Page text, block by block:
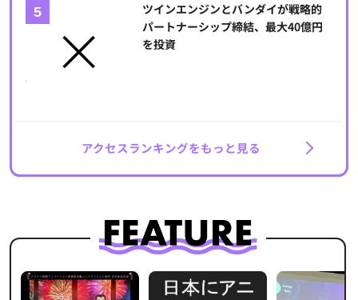
ツインエンジンとバンダイが戦略的
パートナーシップ締結、最大40億円
を投資
アクセスランキングをもっと見る